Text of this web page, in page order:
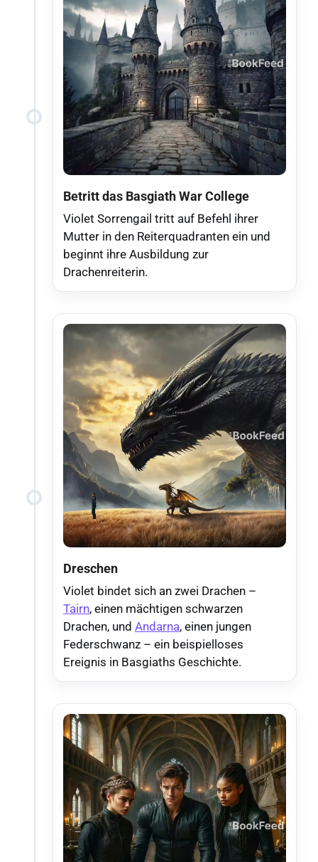
Betritt das Basgiath War College
Violet Sorrengail tritt auf Befehl ihrer
Mutter in den Reiterquadranten ein und
beginnt ihre Ausbildung zur
Drachenreiterin.
Dreschen
Violet bindet sich an zwei Drachen –
Tairn, einen mächtigen schwarzen
Drachen, und Andarna, einen jungen
Federschwanz – ein beispielloses
Ereignis in Basgiaths Geschichte.